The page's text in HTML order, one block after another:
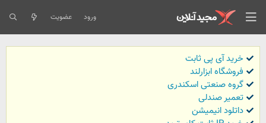
ورود عضویت
خرید آی پی ثابت
فروشگاه ابزارلند
گروه صنعتی اسکندری
تعمیر صندلی
داتلود انیمیشن